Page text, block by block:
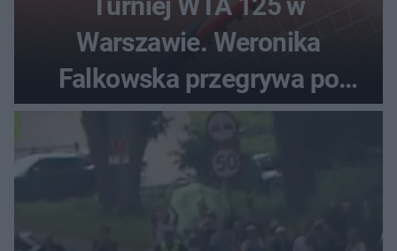
Warszawie. Weronika
Falkowska przegrywa po
zaciętym boju